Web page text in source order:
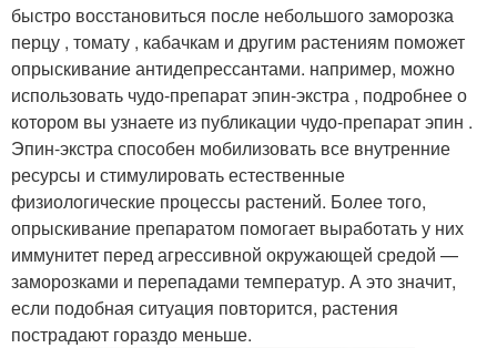
быстро восстановиться после небольшого заморозка
перцу , томату , кабачкам и другим растениям поможет
опрыскивание антидепрессантами. например, можно
использовать чудо-препарат эпин-экстра , подробнее о
котором вы узнаете из публикации чудо-препарат эпин .
Эпин-экстра способен мобилизовать все внутренние
ресурсы и стимулировать естественные
физиологические процессы растений. Более того,
опрыскивание препаратом помогает выработать у них
иммунитет перед агрессивной окружающей средой —
заморозками и перепадами температур. А это значит,
если подобная ситуация повторится, растения
пострадают гораздо меньше.